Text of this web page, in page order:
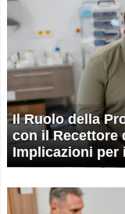
Il Ruolo della
con il Recettore
Implicazioni per